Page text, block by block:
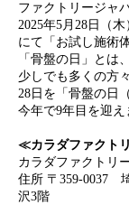
ファクトリージャ
2025年5月28日（
にて「お試し施術
「骨盤の日」とは
少しでも多くの方
28日を「骨盤の日
今年で9年目を迎え
≪カラダファクト
カラダファクトリ
住所 〒359-0037
沢3階